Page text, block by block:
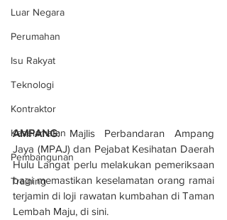
Luar Negara
Perumahan
Isu Rakyat
Teknologi
Kontraktor
Keselamatan
Pembangunan
Training
AMPANG: Majlis Perbandaran Ampang
Jaya (MPAJ) dan Pejabat Kesihatan Daerah
Hulu Langat perlu melakukan pemeriksaan
bagi memastikan keselamatan orang ramai
terjamin di loji rawatan kumbahan di Taman
Lembah Maju, di sini.